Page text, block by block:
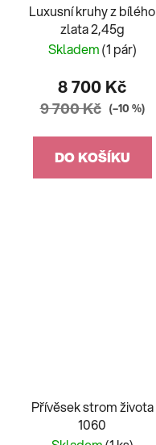
Luxusní kruhy z bílého
zlata 2,45g
Skladem(1 pár)
8 700 Kč
9 700 Kč (–10 %)
DO KOŠÍKU
Přívěsek strom života
1060